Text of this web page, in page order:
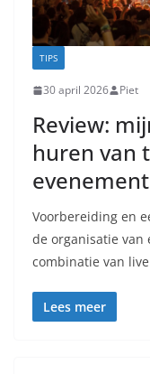
TIPS
30 april 2026 Piet
Review:
huren van
evenement
Voorbereiding en
de organisatie van
combinatie van
Lees meer